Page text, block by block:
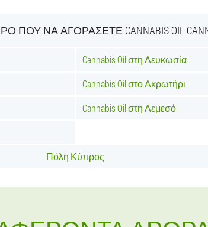
ΝΑ ΑΓΟΡΆΣΕΤΕ CANNABIS OIL
Cannabis Oil στη Λευκωσία
Cannabis Oil στο Ακρωτήρι
Cannabis Oil στη Λεμεσό
Πόλη Κύπρος